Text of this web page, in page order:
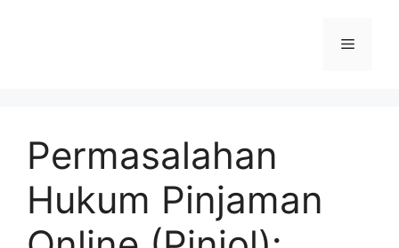
Permasalahan
Hukum Pinjaman